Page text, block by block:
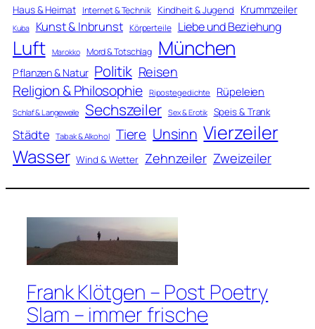
Haus & Heimat Internet & Technik Kindheit & Jugend Krummzeiler
Kuba Kunst & Inbrunst Körperteile Liebe und Beziehung
Luft Marokko Mord & Totschlag München
Pflanzen & Natur Politik Reisen
Religion & Philosophie Ripostegedichte Rüpeleien
Schlaf & Langeweile Sechszeiler Sex & Erotik Speis & Trank
Städte Tabak & Alkohol Tiere Unsinn Vierzeiler
Wasser Wind & Wetter Zehnzeiler Zweizeiler
Frank Klötgen – Post Poetry
Slam – immer frische